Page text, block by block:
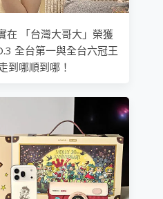
在 「台灣大哥大」榮獲
全台第一與全台六冠王
到哪順到哪！